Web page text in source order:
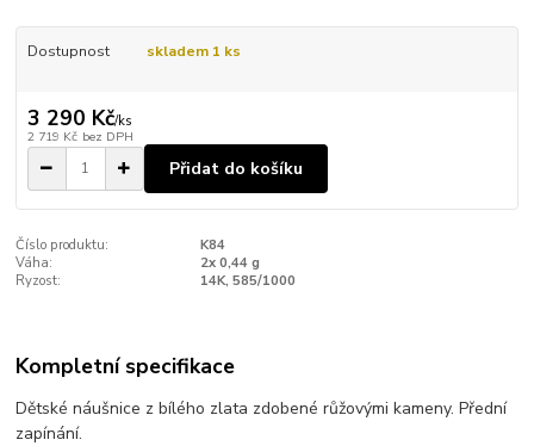
Dostupnost skladem 1 ks
3 290 Kč/ks
2 719 Kč bez DPH
Přidat do košíku
Číslo produktu:
K84
Váha:
2x 0,44 g
Ryzost:
14K, 585/1000
Kompletní specifikace
Dětské náušnice z bílého zlata zdobené růžovými kameny. Přední
zapínání.